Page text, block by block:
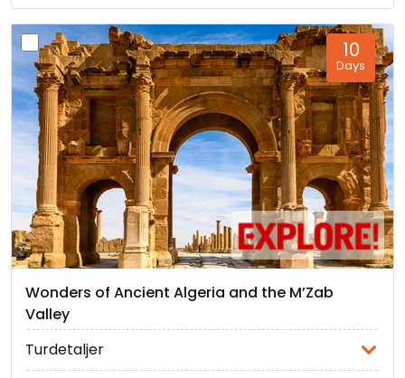
10
Days
Wonders of Ancient Algeria and the M’Zab
Valley
Turdetaljer